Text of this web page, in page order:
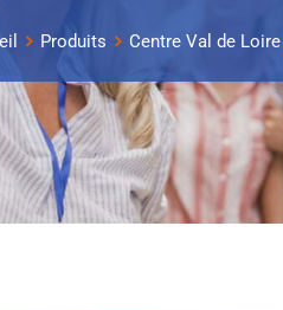
Produits Centre Val de Loire